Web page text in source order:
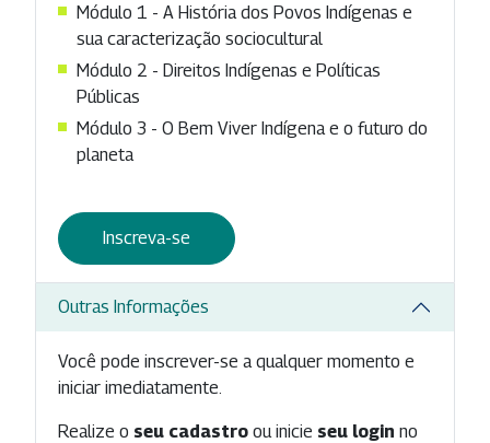
Módulo 1 - A História dos Povos Indígenas e
sua caracterização sociocultural
Módulo 2 - Direitos Indígenas e Políticas
Públicas
Módulo 3 - O Bem Viver Indígena e o futuro do
planeta
Inscreva-se
Outras Informações
Você pode inscrever-se a qualquer momento e
iniciar imediatamente.
Realize o seu cadastro ou inicie seu login no